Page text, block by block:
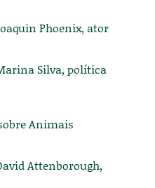
Phoenix, ator
Silva, política
Animais
Attenborough,